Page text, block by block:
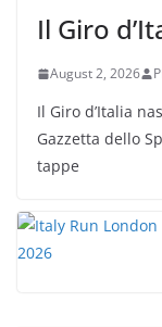
Il Giro
August 2, 2026
Il Giro d’Italia
Gazzetta dello
tappe